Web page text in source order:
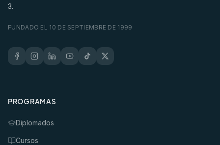
3.
FUNDADO EL 10 DE SEPTIEMBRE DE 1999
PROGRAMAS
Diplomados
Cursos